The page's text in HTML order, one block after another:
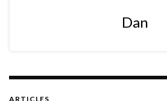
Dan
ARTICLES